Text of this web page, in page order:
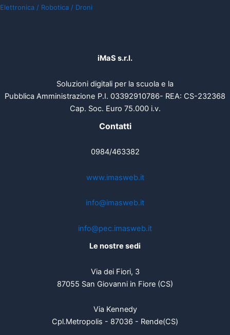
Elettronica / Robotica / Droni
iMaS s.r.l.
Soluzioni digitali per la scuola e la
Pubblica Amministrazione P.I. 03392910786- REA: CS-232368
Cap. Soc. Euro 75.000 i.v.
Contatti
0984/463382
www.imasweb.it
info@imasweb.it
info@pec.imasweb.it
Le nostre sedi
Via dei Fiori, 3
87055 San Giovanni in Fiore (CS)
Via Kennedy
Cpl.Metropolis - 87036 - Rende(CS)